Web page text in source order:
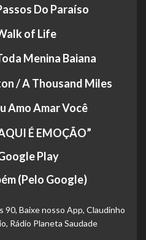
Do Paraíso
of Life
Menina Baiana
/ A Thousand Miles
Amo Amar Você
É EMOÇÃO”
Play
(Pelo Google)
90, Baixe nosso App, Claudinho
, Rádio Planeta Saudade